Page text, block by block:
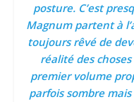
posture. C’est
Magnum partent à
toujours rêvé de
réalité des
premier volume
parfois sombre